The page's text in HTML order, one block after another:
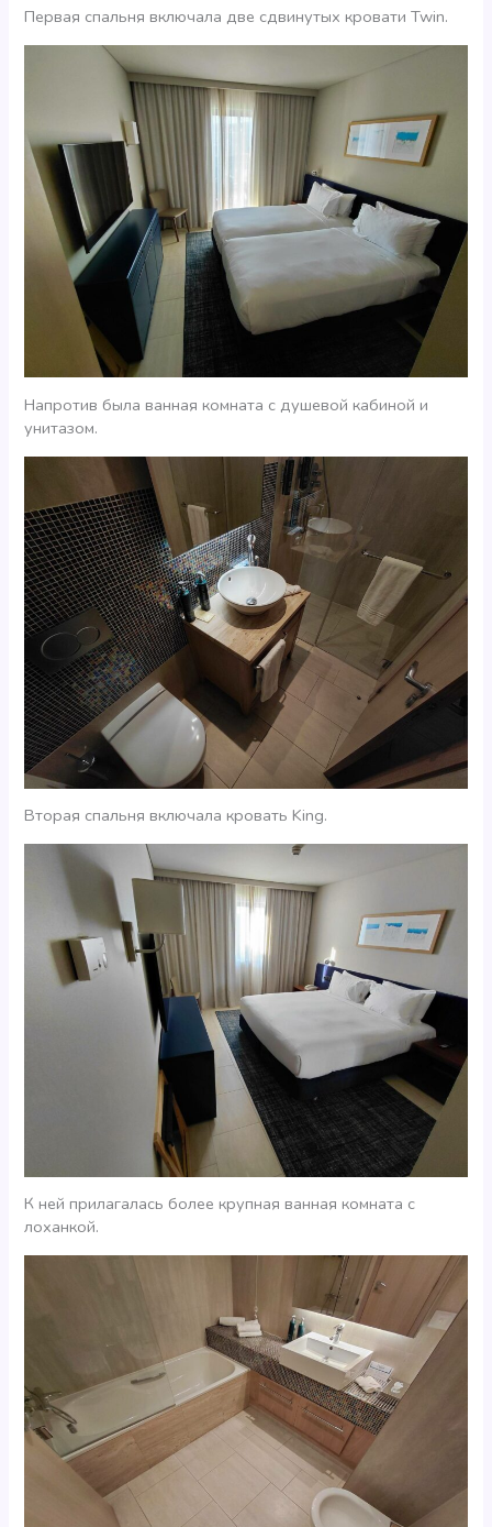
Первая спальня включала две сдвинутых кровати Twin.
Напротив была ванная комната с душевой кабиной и
унитазом.
Вторая спальня включала кровать King.
К ней прилагалась более крупная ванная комната с
лоханкой.